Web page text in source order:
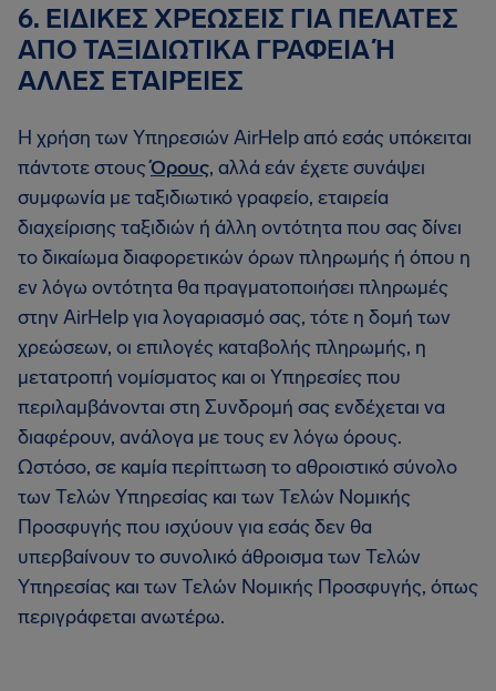
6. ΕΙΔΙΚΕΣ ΧΡΕΩΣΕΙΣ ΓΙΑ ΠΕΛΑΤΕΣ
ΑΠΟ ΤΑΞΙΔΙΩΤΙΚΑ ΓΡΑΦΕΙΑ Ή
ΑΛΛΕΣ ΕΤΑΙΡΕΙΕΣ
Η χρήση των Υπηρεσιών AirHelp από εσάς υπόκειται
πάντοτε στουςΌρους, αλλά εάν έχετε συνάψει
συμφωνία με ταξιδιωτικό γραφείο, εταιρεία
διαχείρισης ταξιδιών ή άλλη οντότητα που σας δίνει
το δικαίωμα διαφορετικών όρων πληρωμής ή όπου η
εν λόγω οντότητα θα πραγματοποιήσει πληρωμές
στην AirHelp για λογαριασμό σας, τότε η δομή των
χρεώσεων, οι επιλογές καταβολής πληρωμής, η
μετατροπή νομίσματος και οι Υπηρεσίες που
περιλαμβάνονται στη Συνδρομή σας ενδέχεται να
διαφέρουν, ανάλογα με τους εν λόγω όρους.
Ωστόσο, σε καμία περίπτωση το αθροιστικό σύνολο
των Τελών Υπηρεσίας και των Τελών Νομικής
Προσφυγής που ισχύουν για εσάς δεν θα
υπερβαίνουν το συνολικό άθροισμα των Τελών
Υπηρεσίας και των Τελών Νομικής Προσφυγής, όπως
περιγράφεται ανωτέρω.